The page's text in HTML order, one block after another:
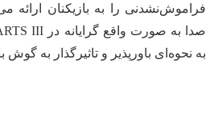
را به بازیکنان ارائه
نحوه‌ای باورپذیر و تاثیرگذار به گوش